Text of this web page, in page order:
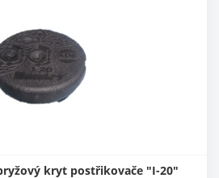
kryt postřikovače "I-20"